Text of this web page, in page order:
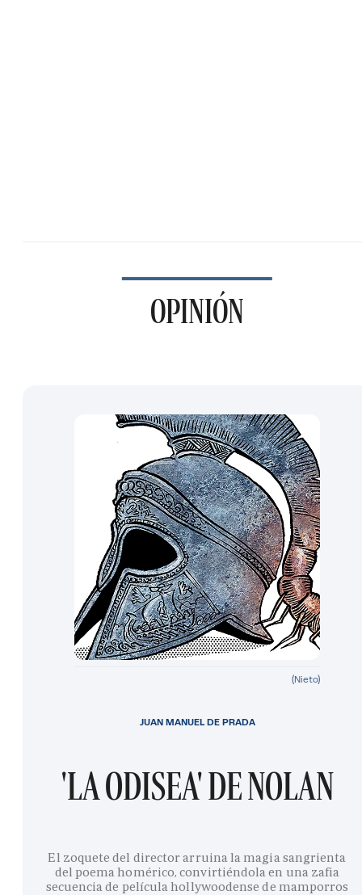
OPINIÓN
(Nieto)
'LA ODISEA' DE NOLAN
El zoquete del director arruina la magia sangrienta
del poema homérico, convirtiéndola en una zafia
secuencia de película hollywoodense de mamporros
JUAN MANUEL DE PRADA